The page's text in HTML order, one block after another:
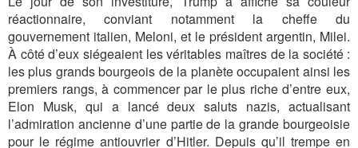
réactionnaire, conviant notamment la cheffe du
gouvernement italien, Meloni, et le président argentin, Milei.
À côté d’eux siégeaient les véritables maîtres de la société :
les plus grands bourgeois de la planète occupaient ainsi les
premiers rangs, à commencer par le plus riche d’entre eux,
Elon Musk, qui a lancé deux saluts nazis, actualisant
l’admiration ancienne d’une partie de la grande bourgeoisie
pour le régime anti­ouvrier d’Hitler. Depuis qu’il trempe en